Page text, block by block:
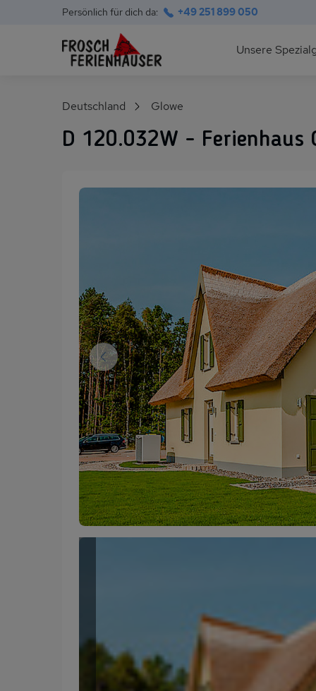
Persönlich für dich da: +49 251 899 050
Hauptnavigation
Unsere
Polnische Ostsee
Gruppenhäuser
Deutschland Glowe
D 120.032W - Ferienhaus